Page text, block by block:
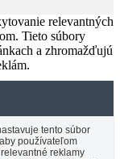
relevantných
Tieto súbory
a zhromažďujú
tento súbor
používateľom
reklamy